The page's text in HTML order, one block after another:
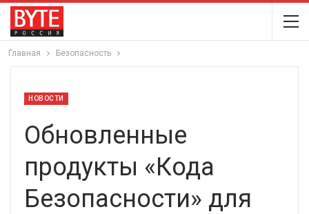
Главная Безопасность
НОВОСТИ
Обновленные
продукты «Кода
Безопасности» для